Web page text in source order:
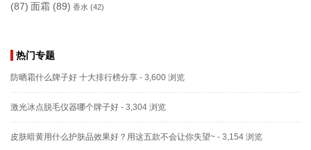
(87) 面霜 (89) 香水 (42)
热门专题
防晒霜什么牌子好 十大排行榜分享 - 3,600 浏览
激光冰点脱毛仪器哪个牌子好 - 3,304 浏览
皮肤暗黄用什么护肤品效果好？用这五款不会让你失望~ - 3,154 浏览